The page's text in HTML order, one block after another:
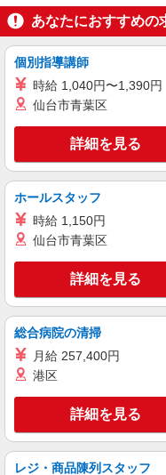
掃・な
時給
キープ
すき家 高岡駅南店
すき家
キープ
すき家 高岡中曽根店
すき家
時
高校生
＋150円
富
キープ
あなたにおすすめの
個別指導講師
時給 1,040円〜1,390円
仙台市青葉区
詳細を見る
ホールスタッフ
時給 1,150円
仙台市青葉区
詳細を見る
総合病院の清掃
月給 257,400円
港区
詳細を見る
レジ・商品陳列スタッフ